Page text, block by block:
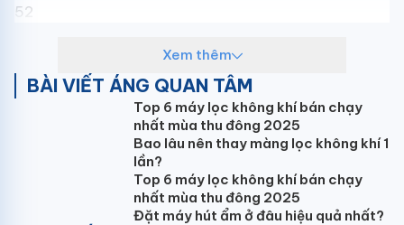
52
790x200x270
Xem thêm
BÀI VIẾT ÁNG QUAN TÂM
Top 6 máy lọc không khí bán chạy
nhất mùa thu đông 2025
Bao lâu nên thay màng lọc không khí 1
lần?
Top 6 máy lọc không khí bán chạy
nhất mùa thu đông 2025
Đặt máy hút ẩm ở đâu hiệu quả nhất?